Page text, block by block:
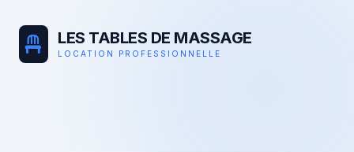
LES TABLES DE MASSAGE
LOCATION PROFESSIONNELLE